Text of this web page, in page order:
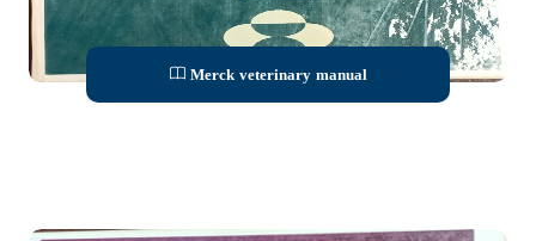
Merck veterinary manual